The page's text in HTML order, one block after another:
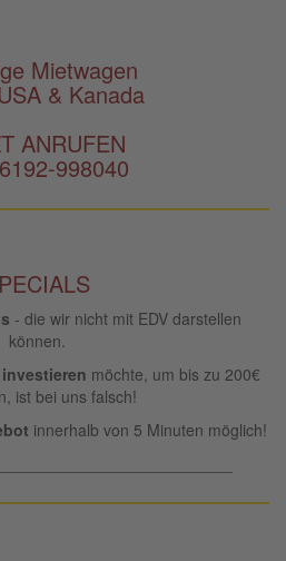
Mietwagen
& Kanada
ANRUFEN
998040
- die wir nicht mit EDV darstellen
können.
möchte, um bis zu 200€
ist bei uns falsch!
innerhalb von 5 Minuten möglich!